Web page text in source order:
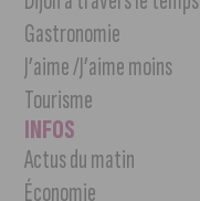
Gastronomie
J’aime /J’aime moins
Tourisme
INFOS
Actus du matin
Économie